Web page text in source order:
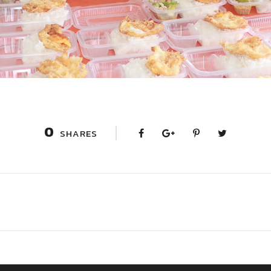
0 SHARES